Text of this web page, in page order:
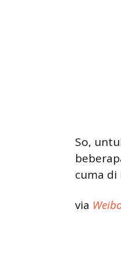
So,
cuma di
via